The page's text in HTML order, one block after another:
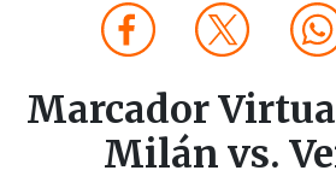
Marcador
Milán vs.